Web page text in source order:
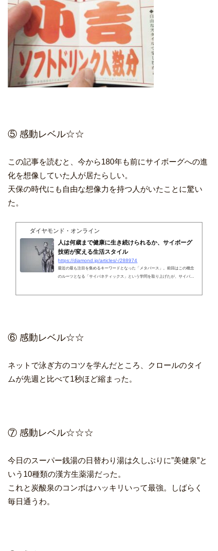
⑤ 感動レベル☆☆
この記事を読むと、今から180年も前にサイボーグへの進
化を想像していた人が居たらしい。
天保の時代にも自由な想像力を持つ人がいたことに驚い
た。
ダイヤモンド・オンライン
人は何歳まで健康に生き続けられるか、サイボーグ
技術が変える生活スタイル
https://diamond.jp/articles/-/288974
最近の最も注目を集めるキーワードとなった「メタバース」。前回はこの概念
のルーツとなる「サイバネティックス」という学問を取り上げたが、サイバネ
⑥ 感動レベル☆☆
ネットで泳ぎ方のコツを学んだところ、クロールのタイ
ムが先週と比べて1秒ほど縮まった。
⑦ 感動レベル☆☆☆
今日のスーパー銭湯の日替わり湯は久しぶりに”美健泉”と
いう10種類の漢方生薬湯だった。
これと炭酸泉のコンボはハッキリいって最強。しばらく
毎日通うわ。